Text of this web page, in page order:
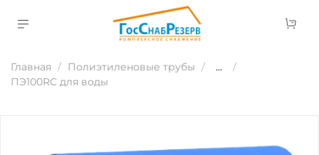
Главная Полиэтиленовые трубы
...
ПЭ100RC для воды